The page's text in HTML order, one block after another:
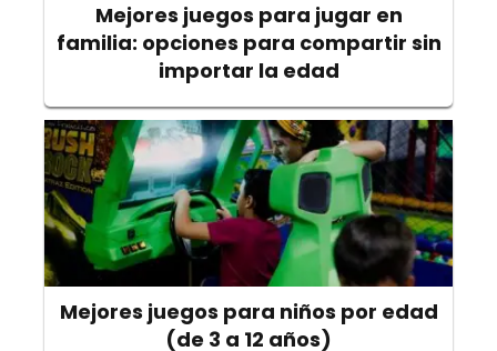
Mejores juegos para jugar en
familia: opciones para compartir sin
importar la edad
Mejores juegos para niños por edad
(de 3 a 12 años)